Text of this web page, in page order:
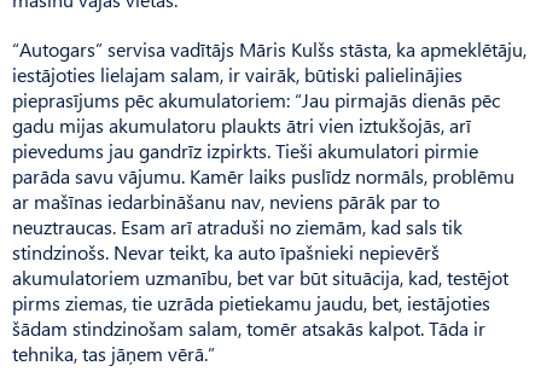
“Autogars” servisa vadītājs Māris Kulšs stāsta, ka apmeklētāju,
iestājoties lielajam salam, ir vairāk, būtiski palielinājies
pieprasījums pēc akumulatoriem: “Jau pirmajās dienās pēc
gadu mijas akumulatoru plaukts ātri vien iztukšojās, arī
pievedums jau gandrīz izpirkts. Tieši akumulatori pirmie
parāda savu vājumu. Kamēr laiks puslīdz normāls, problēmu
ar mašīnas iedarbināšanu nav, neviens pārāk par to
neuztraucas. Esam arī atraduši no ziemām, kad sals tik
stindzinošs. Nevar teikt, ka auto īpašnieki nepievērš
akumulatoriem uzmanību, bet var būt situācija, kad, testējot
pirms ziemas, tie uzrāda pietiekamu jaudu, bet, iestājoties
šādam stindzinošam salam, tomēr atsakās kalpot. Tāda ir
tehnika, tas jāņem vērā.”